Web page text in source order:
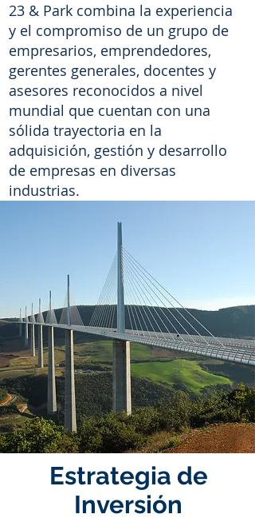
23 & Park combina la experiencia
y el compromiso de un grupo de
empresarios, emprendedores,
gerentes generales, docentes y
asesores reconocidos a nivel
mundial que cuentan con una
sólida trayectoria en la
adquisición, gestión y desarrollo
de empresas en diversas
industrias.
Estrategia de
Inversión